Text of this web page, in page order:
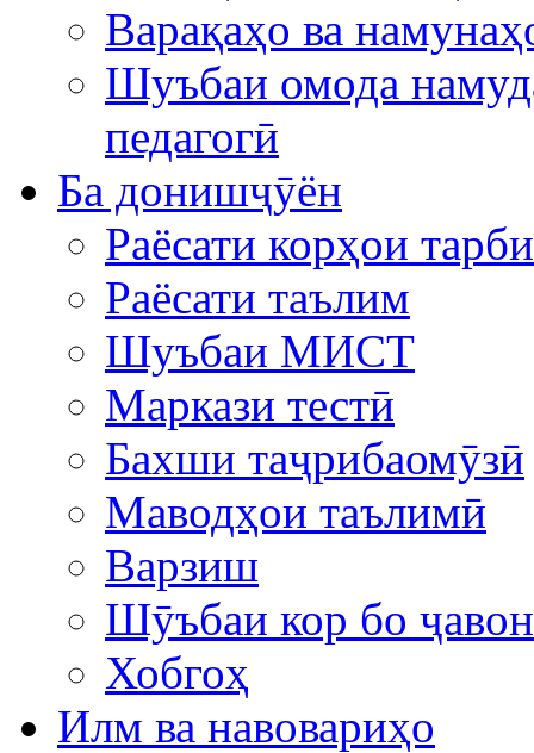
Варақаҳо ва
Шуъбаи омода
педагогӣ
Ба донишҷӯён
Раёсати корҳои
Раёсати таълим
Шуъбаи МИСТ
Маркази тестӣ
Бахши таҷрибаомӯзӣ
Маводҳои таълимӣ
Варзиш
Шӯъбаи кор бо
Хобгоҳ
Илм ва навовариҳо